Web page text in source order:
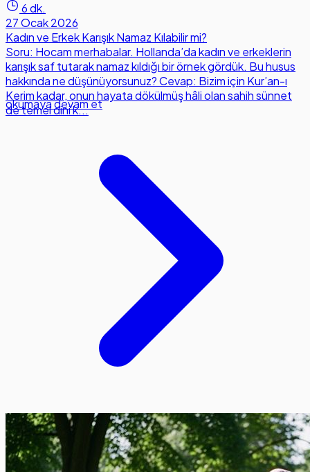
6 dk.
27 Ocak 2026
Kadın ve Erkek Karışık Namaz Kılabilir mi?
Soru: Hocam merhabalar. Hollanda’da kadın ve erkeklerin
karışık saf tutarak namaz kıldığı bir örnek gördük. Bu husus
hakkında ne düşünüyorsunuz? Cevap: Bizim için Kur’an-ı
Kerim kadar, onun hayata dökülmüş hâli olan sahih sünnet
de temel dini k...
okumaya devam et